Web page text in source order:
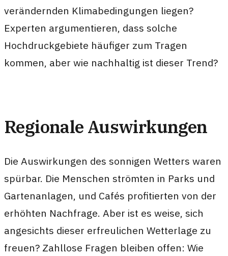
verändernden Klimabedingungen liegen?
Experten argumentieren, dass solche
Hochdruckgebiete häufiger zum Tragen
kommen, aber wie nachhaltig ist dieser Trend?
Regionale Auswirkungen
Die Auswirkungen des sonnigen Wetters waren
spürbar. Die Menschen strömten in Parks und
Gartenanlagen, und Cafés profitierten von der
erhöhten Nachfrage. Aber ist es weise, sich
angesichts dieser erfreulichen Wetterlage zu
freuen? Zahllose Fragen bleiben offen: Wie